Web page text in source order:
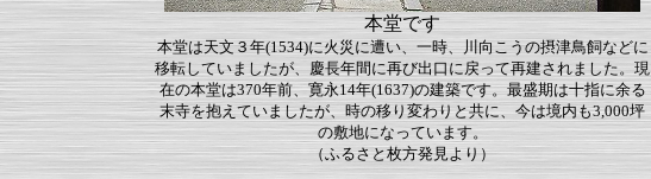
本堂です
本堂は天文３年(1534)に火災に遭い、一時、川向こうの摂津鳥飼などに
移転していましたが、慶長年間に再び出口に戻って再建されました。現
在の本堂は370年前、寛永14年(1637)の建築です。最盛期は十指に余る
末寺を抱えていましたが、時の移り変わりと共に、今は境内も3,000坪
の敷地になっています。
（ふるさと枚方発見より）